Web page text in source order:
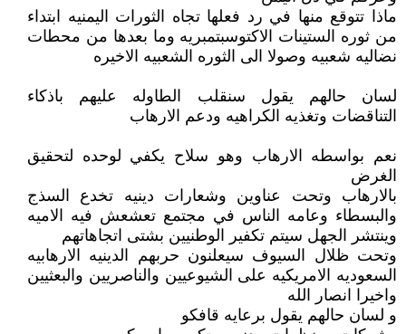
ماذا تتوقع منها في رد فعلها تجاه الثورات اليمنيه ابتداء
من ثوره الستينات الاكتوسبتمبريه وما بعدها من محطات
نضاليه شعبيه وصولا الى الثوره الشعبيه الاخيره
لسان حالهم يقول سنقلب الطاوله عليهم باذكاء
التناقضات وتغذيه الكراهيه ودعم الارهاب
نعم بواسطه الارهاب وهو سلاح يكفي لوحده لتحقيق
الغرض
بالارهاب وتحت عناوين وشعارات دينيه تخدع السذج
والبسطاء وعامه الناس في مجتمع تعشعش فيه الاميه
وينتشر الجهل سيتم تكفير الوطنيين بشتى اتجاهاتهم
وتحت ظلال السيوف سيعلنون حربهم الدينيه الارهابيه
السعوديه الامريكيه على الشيوعيين والناصريين والبعثيين
واخيرا انصار الله
و لسان حالهم يقول برعايه قافكو